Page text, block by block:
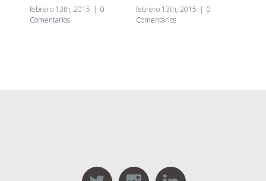
febrero 13th, 2015 | 0
Comentarios
febrero 13th, 2015 | 0
Comentarios